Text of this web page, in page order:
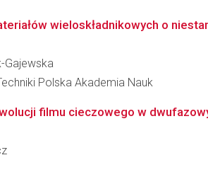
wieloskładnikowych o
Gajewska
Polska Akademia Nauk
filmu cieczowego w